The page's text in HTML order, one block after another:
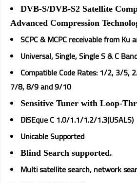
DVB-S/DVB-S2 Satellite
Advanced Compression
SCPC & MCPC receivable from Ku
Universal, Single, Single S & C
Compatible Code Rates: 1/2, 3/
7/8, 8/9 and 9/10
Sensitive Tuner with Loop-
DiSEque C 1.0/1.1/1.2/1.3(USALS)
Unicable Supported
Blind Search supported.
Multi satellite search, network